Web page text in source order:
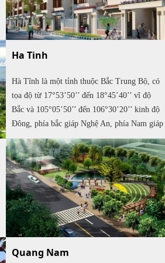
Ha Tinh
Hà Tĩnh là một tỉnh thuộc Bắc Trung Bộ, có
tọa độ từ 17°53’50’’ đến 18°45’40’’ vĩ độ
Bắc và 105°05’50’’ đến 106°30’20’’ kinh độ
Đông, phía bắc giáp Nghệ An, phía Nam giáp
Quảng Bình, phía tây giáp Lào, phía Đông
giáp biển Đông.
Quang Nam